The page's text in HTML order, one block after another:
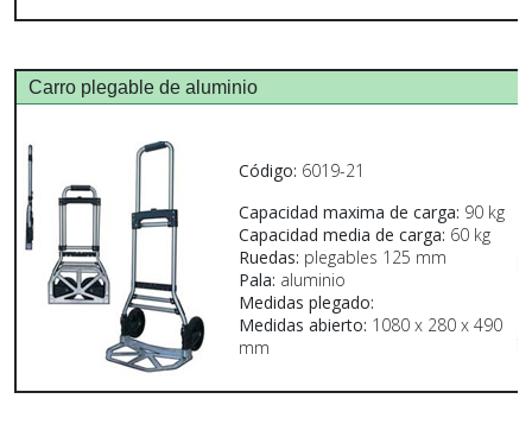
Carro plegable de aluminio
Código: 6019-21
Capacidad maxima de carga: 90 kg
Capacidad media de carga: 60 kg
Ruedas: plegables 125 mm
Pala: aluminio
Medidas plegado:
Medidas abierto: 1080 x 280 x 490
mm